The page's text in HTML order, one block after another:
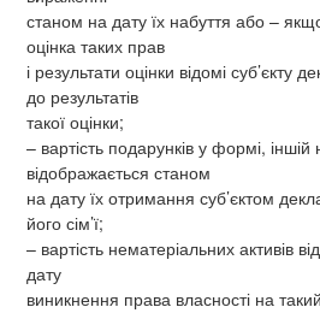
станом на дату їх набуття або –
оцінка таких прав
і результати оцінки відомі суб’єкту
до результатів
такої оцінки;
– вартість подарунків у формі, іншій
відображається станом
на дату їх отримання суб’єктом
його сім’ї;
– вартість нематеріальних активів
дату
виникнення права власності на